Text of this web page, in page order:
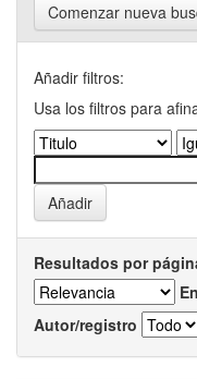
Comenzar nueva
Añadir filtros:
Usa los filtros para
Resultados por
Autor/registro